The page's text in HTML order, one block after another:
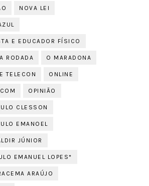
NOVA LEI
E EDUCADOR FÍSICO
RODADA O MARADONA
TELECON ONLINE
OPINIÃO
CLESSON
EMANOEL
JÚNIOR
EMANUEL LOPES*
ARAÚJO